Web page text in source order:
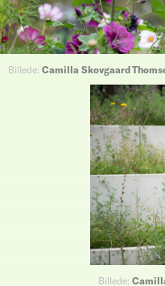
Billede: Camilla Skovgaard
Billede: